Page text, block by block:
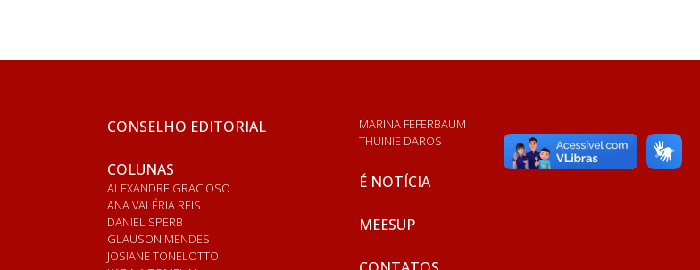
CONSELHO EDITORIAL
COLUNAS
ALEXANDRE GRACIOSO
ANA VALÉRIA REIS
DANIEL SPERB
GLAUSON MENDES
JOSIANE TONELOTTO
MARINA FEFERBAUM
THUINIE DAROS
É NOTÍCIA
MEESUP